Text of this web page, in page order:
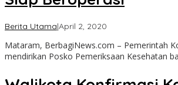
Berita Utama|April 2, 2020
Mataram, BerbagiNews.com – Pemerintah
mendirikan Posko Pemeriksaan Kesehatan